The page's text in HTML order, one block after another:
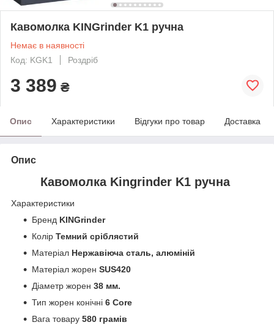
Кавомолка KINGrinder K1 ручна
Немає в наявності
Код: KGK1
Роздріб
3 389 ₴
Опис Характеристики Відгуки про товар Доставка
Опис
Кавомолка Kingrinder K1 ручна
Характеристики
Бренд KINGrinder
Колір Темний сріблястий
Матеріал Нержавіюча сталь, алюміній
Матеріал жорен SUS420
Діаметр жорен 38 мм.
Тип жорен конічні 6 Core
Вага товару 580 грамів